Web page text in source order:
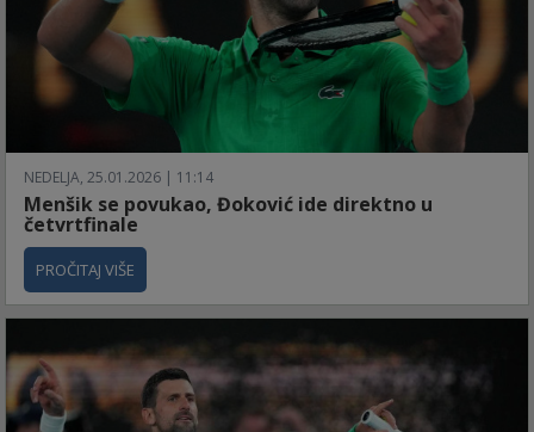
NEDELJA, 25.01.2026 | 11:14
Menšik se povukao, Đoković ide direktno u
četvrtfinale
PROČITAJ VIŠE